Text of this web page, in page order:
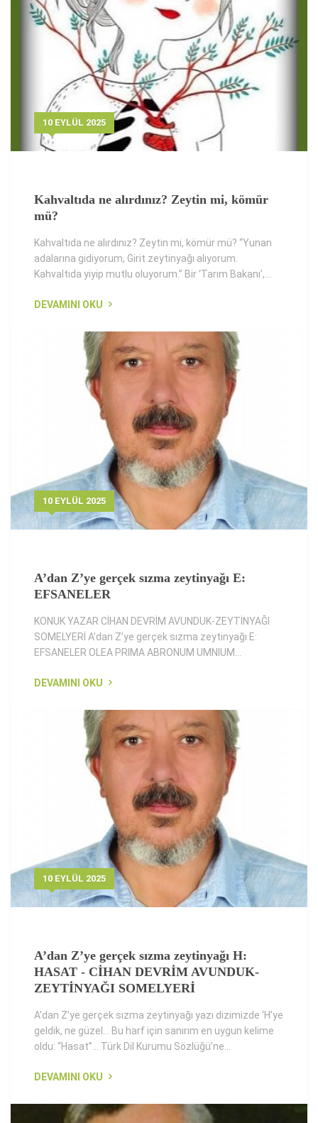
10 EYLÜL 2025
Kahvaltıda ne alırdınız? Zeytin mi, kömür
mü?
Kahvaltıda ne alırdınız? Zeytin mi, kömür mü? “Yunan
adalarına gidiyorum, Girit zeytinyağı alıyorum.
Kahvaltıda yiyip mutlu oluyorum.” Bir ‘Tarım Bakanı’,...
DEVAMINI OKU
10 EYLÜL 2025
A’dan Z’ye gerçek sızma zeytinyağı E:
EFSANELER
KONUK YAZAR CİHAN DEVRİM AVUNDUK-ZEYTİNYAĞI
SOMELYERİ A’dan Z’ye gerçek sızma zeytinyağı E:
EFSANELER OLEA PRIMA ABRONUM UMNIUM...
DEVAMINI OKU
10 EYLÜL 2025
A’dan Z’ye gerçek sızma zeytinyağı H:
HASAT - CİHAN DEVRİM AVUNDUK-
ZEYTİNYAĞI SOMELYERİ
A’dan Z’ye gerçek sızma zeytinyağı yazı dizimizde ‘H’ye
geldik, ne güzel... Bu harf için sanırım en uygun kelime
oldu: “Hasat”... Türk Dil Kurumu Sözlüğü’ne...
DEVAMINI OKU